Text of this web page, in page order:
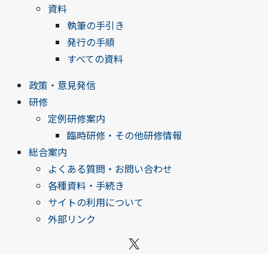
資料
執筆の手引き
発行の手順
すべての資料
政策・意見発信
研修
定例研修案内
臨時研修・その他研修情報
総合案内
よくある質問・お問い合わせ
各種資料・手続き
サイトの利用について
外部リンク
X